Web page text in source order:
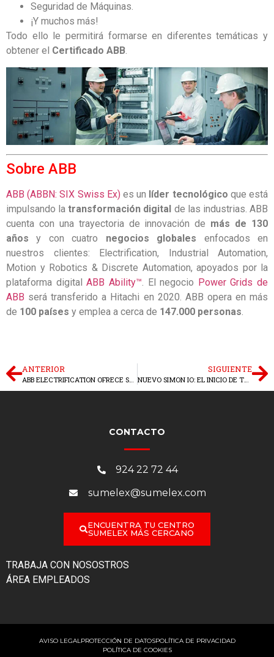
Seguridad de Máquinas.
¡Y muchos más!
Todo ello le permitirá formarse en diferentes temáticas y
obtener el Certificado ABB.
Sobre ABB
ABB (ABBN: SIX Swiss Ex)es un líder tecnológico que está
impulsando latransformación digital de las industrias. ABB
cuenta con una trayectoria de innovación de más de 130
años y con cuatro negocios globales enfocados en
nuestros clientes: Electrification, Industrial Automation,
Motion y Robotics & Discrete Automation, apoyados por la
plataforma digitalABB Ability™ . El negocio Power Grids de
ABB será transferido a Hitachi en 2020. ABB opera en más
de 100 países y emplea a cerca de 147.000 personas
ANTERIOR
ABB ELECTRIFICATION OFRECE SOLUCIONES DIGITALES GRATUITAS DURANTE 2020
SIGUIENTE
NUEVO SIMON IO: EL INICIO DE TODO
CONTACTO
924 22 72 44
sumelex@sumelex.com
ENCUENTRA TU CENTRO
SUMELEX MÁS CERCANO
TRABAJA CON NOSOSTROS
ÁREA EMPLEADOS
AVISO LEGALPROTECCIÓN DE DATOSPOLÍTICA DE PRIVACIDAD
POLÍTICA DE COOKIES